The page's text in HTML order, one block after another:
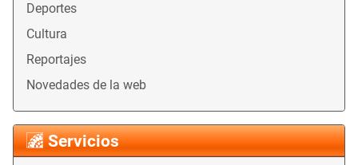
Deportes
Cultura
Reportajes
Novedades de la web
Servicios